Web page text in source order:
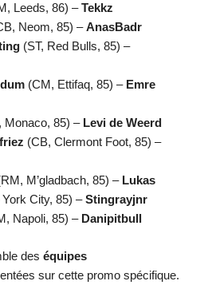
Leeds, 86) –Tekkz
Neom, 85) –AnasBadr
(ST, Red Bulls, 85) –
(CM, Ettifaq, 85) – Emre
Monaco, 85) – Levi de Weerd
(CB, Clermont Foot, 85) –
M’gladbach, 85) – Lukas
City, 85) –Stingrayjnr
Napoli, 85) – Danipitbull
des équipes
sur cette promo spécifique.